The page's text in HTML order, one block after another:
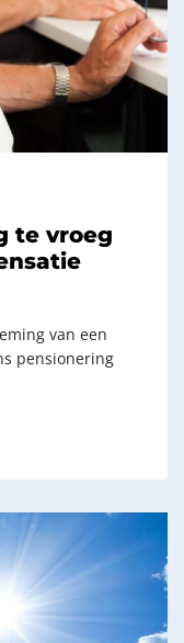
te vroeg
van een
pensionering